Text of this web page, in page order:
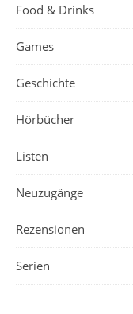
Food & Drinks
Games
Geschichte
Hörbücher
Listen
Neuzugänge
Rezensionen
Serien